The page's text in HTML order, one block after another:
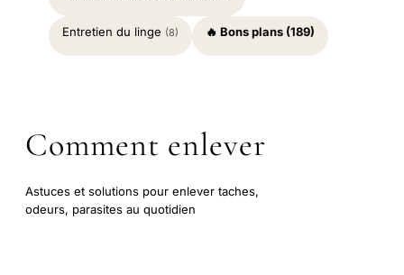
Entretien du linge (8) 🔥 Bons plans (189)
Comment enlever
Astuces et solutions pour enlever taches,
odeurs, parasites au quotidien